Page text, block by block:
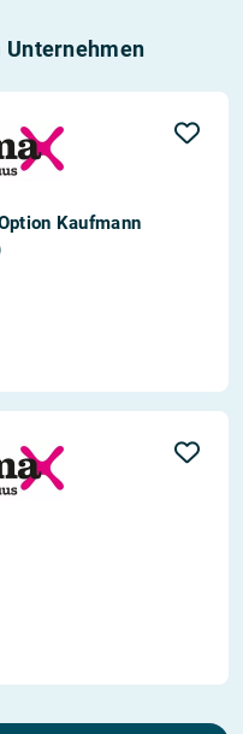
Unternehmen
Kaufmann